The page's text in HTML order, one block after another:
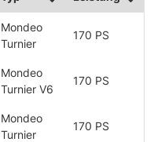
Mondeo
Turnier
170 PS
Mondeo
Turnier V6
170 PS
Mondeo
Turnier
170 PS